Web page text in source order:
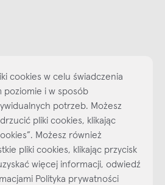
na wyciągnięcie ręki, zapisz się już
newslettera!
NEWSLETTER
cookies w celu świadczenia
poziomie i w sposób
potrzeb. Możesz
pliki cookies, klikając
Możesz również
pliki cookies, klikając przycisk
więcej informacji, odwiedź
Polityka prywatności